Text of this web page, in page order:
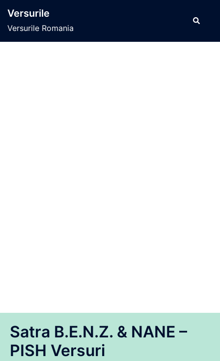
conținut
Versurile
Versurile Romania
Caută
Satra B.E.N.Z. & NANE –
PISH Versuri